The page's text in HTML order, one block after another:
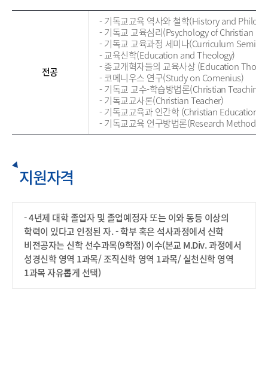
전공
- 기독교교육 역사와 철학(History and
- 기독교 교육심리(Psychology of Christian
- 기독교 교육과정 세미나(Curriculum
- 교육신학(Education and Theology)
- 종교개혁자들의 교육사상 (Education
- 코메니우스 연구(Study on Comenius)
- 기독교 교수-학습방법론(Christian
- 기독교교사론(Christian Teacher)
- 기독교교육과 인간학 (Christian Education
- 기독교교육 연구방법론(Research
지원자격
- 4년제 대학 졸업자 및 졸업예정자 또는 이와 동등 이상의
학력이 있다고 인정된 자.- 학부 혹은 석사과정에서 신학
비전공자는 신학 선수과목(9학점) 이수(본교 M.Div. 과정에서
성경신학 영역 1과목/ 조직신학 영역 1과목/ 실천신학 영역
1과목 자유롭게 선택)